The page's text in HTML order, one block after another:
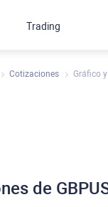
Cotizaciones Gráfico
de
Trading